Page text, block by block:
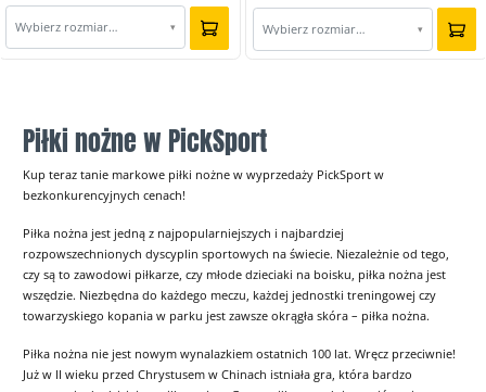
Wybierz rozmiar… ▾ Wybierz rozmiar… ▾
Piłki nożne w PickSport
Kup teraz tanie markowe piłki nożne w wyprzedaży PickSport w
bezkonkurencyjnych cenach!
Piłka nożna jest jedną z najpopularniejszych i najbardziej
rozpowszechnionych dyscyplin sportowych na świecie. Niezależnie od tego,
czy są to zawodowi piłkarze, czy młode dzieciaki na boisku, piłka nożna jest
wszędzie. Niezbędna do każdego meczu, każdej jednostki treningowej czy
towarzyskiego kopania w parku jest zawsze okrągła skóra – piłka nożna.
Piłka nożna nie jest nowym wynalazkiem ostatnich 100 lat. Wręcz przeciwnie!
Już w II wieku przed Chrystusem w Chinach istniała gra, która bardzo